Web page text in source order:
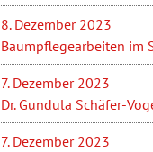
8. Dezember 2023
Baumpflegearbeiten im
7. Dezember 2023
Dr. Gundula Schäfer-
7. Dezember 2023